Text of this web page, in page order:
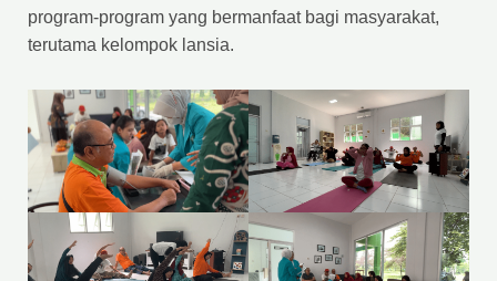
program-program yang bermanfaat bagi masyarakat,
terutama kelompok lansia.